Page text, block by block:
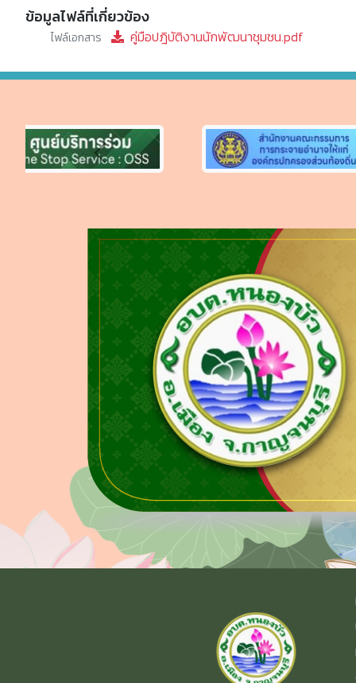
ข้อมูลไฟล์ที่เกี่ยวข้อง
ไฟล์เอกสาร คู่มือปฎิบัติงานนักพัฒนาชุมชน.pdf
Previous